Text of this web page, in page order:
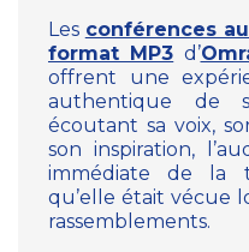
Les conférences
format MP3 d’
offrent une
authentique de
écoutant sa voix,
son inspiration,
immédiate de la
qu’elle était vécue
rassemblements.